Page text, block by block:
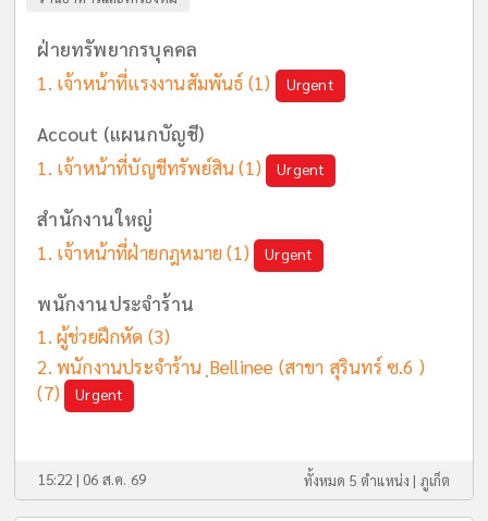
ฝ่ายทรัพยากรบุคคล
เจ้าหน้าที่แรงงานสัมพันธ์ (1) Urgent
Accout (แผนกบัญชี)
เจ้าหน้าที่บัญชีทรัพย์สิน(1) Urgent
สำนักงานใหญ่
เจ้าหน้าที่ฝ่ายกฎหมาย(1) Urgent
พนักงานประจำร้าน
ผู้ช่วยฝึกหัด (3)
พนักงานประจำร้าน ฺBellinee (สาขา สุรินทร์ ซ.6 )
(7)
Urgent
15:22 | 06 ส.ค. 69 ทั้งหมด 5 ตำแหน่ง | ภูเก็ต